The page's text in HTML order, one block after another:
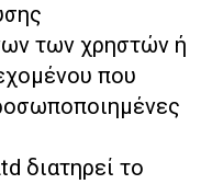
των χρηστών ή
που
διατηρεί το